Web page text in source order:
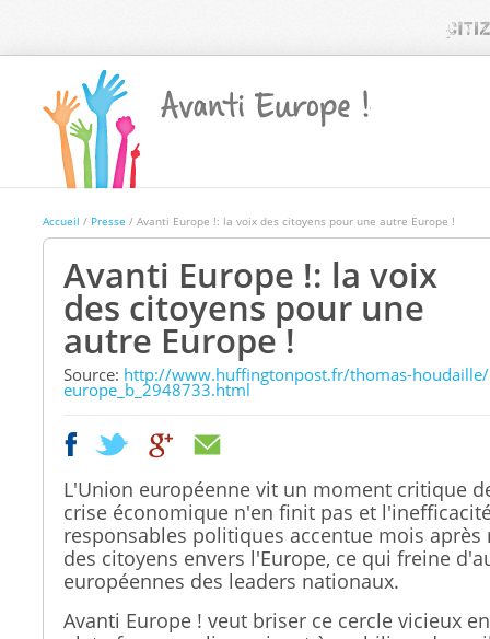
Accueil / Presse / Avanti Europe !: la voix des citoyens pour une autre Europe !
Avanti Europe !: la voix
des citoyens pour une
autre Europe !
Source: http://www.huffingtonpost.fr/thomas-
europe_b_2948733.html
L'Union européenne vit un moment critique
crise économique n'en finit pas et
responsables politiques accentue mois après
des citoyens envers l'Europe, ce qui freine
européennes des leaders nationaux.
Avanti Europe ! veut briser ce cercle vicieux